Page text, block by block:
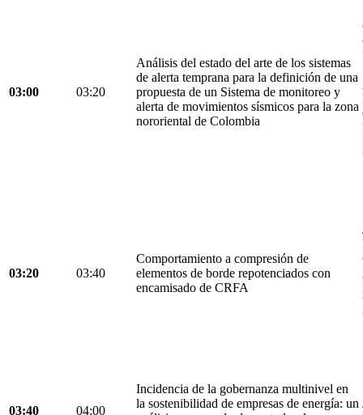
03:00 03:20
Análisis del estado del arte de los sistemas
de alerta temprana para la definición de una
propuesta de un Sistema de monitoreo y
alerta de movimientos sísmicos para la zona
nororiental de Colombia
03:20 03:40
Comportamiento a compresión de
elementos de borde repotenciados con
encamisado de CRFA
03:40 04:00
Incidencia de la gobernanza multinivel en
la sostenibilidad de empresas de energía: un